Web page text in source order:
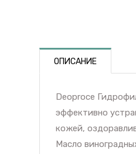
ОПИСАНИЕ
Deoproce
эффективно
кожей,
Масло